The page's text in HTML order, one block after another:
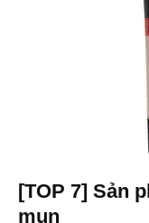
[TOP 7] Sản
mụn